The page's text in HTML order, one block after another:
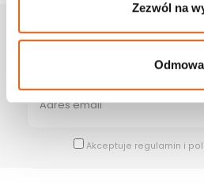
Zezwól na
Odmowa
Zapisz Się Na
Bądź na bieżąco z naszymi
Akceptuje regulamin i